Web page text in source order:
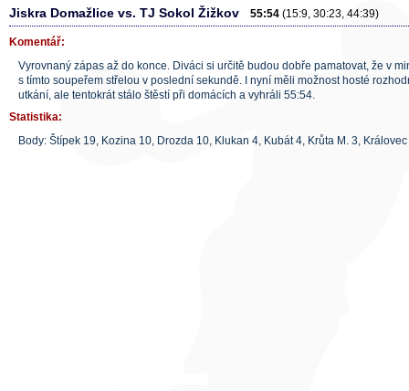
Jiskra Domažlice vs. TJ Sokol Žižkov 55:54 (15:9, 30:23, 44:39)
Komentář:
Vyrovnaný zápas až do konce. Diváci si určitě budou dobře pamatovat, že v
s tímto soupeřem střelou v poslední sekundě. I nyní měli možnost hosté
utkání, ale tentokrát stálo štěstí při domácích a vyhráli 55:54.
Statistika:
Body: Štípek 19, Kozina 10, Drozda 10, Klukan 4, Kubát 4, Krůta M. 3,